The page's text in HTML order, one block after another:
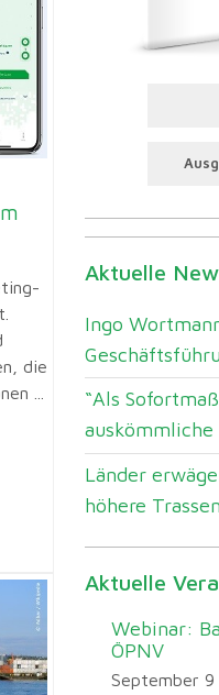
die
...
Aktuelle
Ingo
“Als
auskömmliche
Länder
höhere
Aktuelle
Webinar:
ÖPNV
September 9